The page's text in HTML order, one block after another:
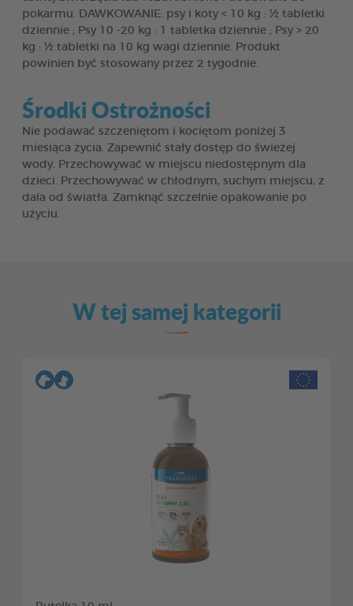
pokarmu. DAWKOWANIE: psy i koty < 10 kg : ½ tabletki
dziennie ; Psy 10 -20 kg : 1 tabletka dziennie ; Psy > 20
kg : ½ tabletki na 10 kg wagi dziennie. Produkt
powinien być stosowany przez 2 tygodnie.
Środki Ostrożności
Nie podawać szczeniętom i kociętom poniżej 3
miesiąca życia. Zapewnić stały dostęp do świeżej
wody. Przechowywać w miejscu niedostępnym dla
dzieci. Przechowywać w chłodnym, suchym miejscu, z
dala od światła. Zamknąć szczelnie opakowanie po
użyciu.
W tej samej kategorii